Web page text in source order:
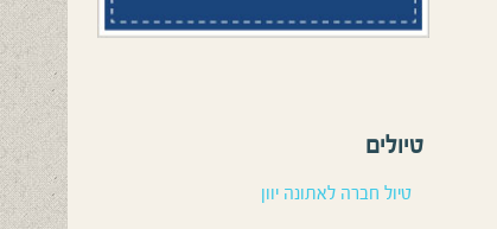
טיולים
טיול חברה לאתונה יוון